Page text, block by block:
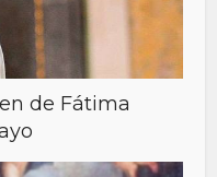
de Fátima